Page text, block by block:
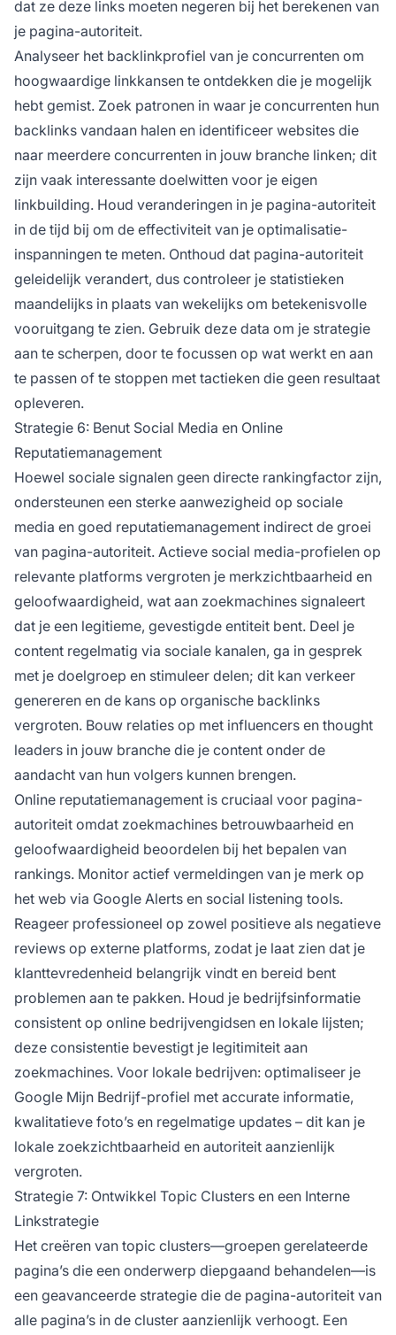
dat ze deze links moeten negeren bij het berekenen van
je pagina-autoriteit.
Analyseer het backlinkprofiel van je concurrenten om
hoogwaardige linkkansen te ontdekken die je mogelijk
hebt gemist. Zoek patronen in waar je concurrenten hun
backlinks vandaan halen en identificeer websites die
naar meerdere concurrenten in jouw branche linken; dit
zijn vaak interessante doelwitten voor je eigen
linkbuilding. Houd veranderingen in je pagina-autoriteit
in de tijd bij om de effectiviteit van je optimalisatie-
inspanningen te meten. Onthoud dat pagina-autoriteit
geleidelijk verandert, dus controleer je statistieken
maandelijks in plaats van wekelijks om betekenisvolle
vooruitgang te zien. Gebruik deze data om je strategie
aan te scherpen, door te focussen op wat werkt en aan
te passen of te stoppen met tactieken die geen resultaat
opleveren.
Strategie 6: Benut Social Media en Online
Reputatiemanagement
Hoewel sociale signalen geen directe rankingfactor zijn,
ondersteunen een sterke aanwezigheid op sociale
media en goed reputatiemanagement indirect de groei
van pagina-autoriteit. Actieve social media-profielen op
relevante platforms vergroten je merkzichtbaarheid en
geloofwaardigheid, wat aan zoekmachines signaleert
dat je een legitieme, gevestigde entiteit bent. Deel je
content regelmatig via sociale kanalen, ga in gesprek
met je doelgroep en stimuleer delen; dit kan verkeer
genereren en de kans op organische backlinks
vergroten. Bouw relaties op met influencers en thought
leaders in jouw branche die je content onder de
aandacht van hun volgers kunnen brengen.
Online reputatiemanagement is cruciaal voor pagina-
autoriteit omdat zoekmachines betrouwbaarheid en
geloofwaardigheid beoordelen bij het bepalen van
rankings. Monitor actief vermeldingen van je merk op
het web via Google Alerts en social listening tools.
Reageer professioneel op zowel positieve als negatieve
reviews op externe platforms, zodat je laat zien dat je
klanttevredenheid belangrijk vindt en bereid bent
problemen aan te pakken. Houd je bedrijfsinformatie
consistent op online bedrijvengidsen en lokale lijsten;
deze consistentie bevestigt je legitimiteit aan
zoekmachines. Voor lokale bedrijven: optimaliseer je
Google Mijn Bedrijf-profiel met accurate informatie,
kwalitatieve foto’s en regelmatige updates – dit kan je
lokale zoekzichtbaarheid en autoriteit aanzienlijk
vergroten.
Strategie 7: Ontwikkel Topic Clusters en een Interne
Linkstrategie
Het creëren van topic clusters—groepen gerelateerde
pagina’s die een onderwerp diepgaand behandelen—is
een geavanceerde strategie die de pagina-autoriteit van
alle pagina’s in de cluster aanzienlijk verhoogt. Een